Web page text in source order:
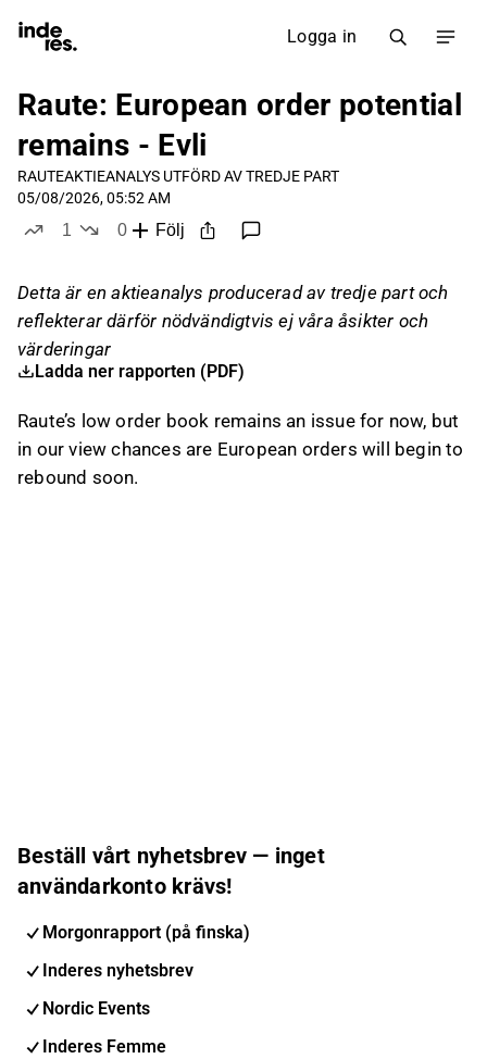
Logga in
Raute: European order potential
remains - Evli
RAUTEAKTIEANALYS UTFÖRD AV TREDJE PART
05/08/2026, 05:52 AM
1
0
Följ
Detta är en aktieanalys producerad av tredje part och
reflekterar därför nödvändigtvis ej våra åsikter och
värderingar
Ladda ner rapporten (PDF)
Raute’s low order book remains an issue for now, but
in our view chances are European orders will begin to
rebound soon.
Beställ vårt nyhetsbrev — inget
användarkonto krävs!
Morgonrapport (på finska)
Inderes nyhetsbrev
Nordic Events
Inderes Femme